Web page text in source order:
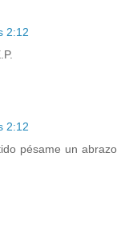
2:12
2:12
pésame un abrazo